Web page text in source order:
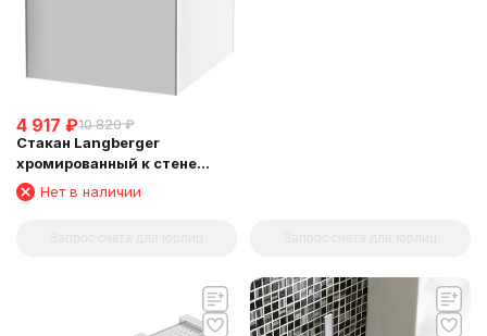
4 917 ₽10 820 ₽
Стакан Langberger
хромированный к стене
квадратный 30011A
Нет в наличии